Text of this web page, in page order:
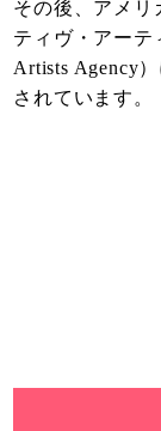
その後、アメリ
ティヴ・アーテ
Artists Agency
されています。